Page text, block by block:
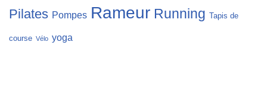
Pilates Pompes Rameur Running Tapis de
course Vélo yoga